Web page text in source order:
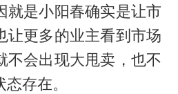
就是小阳春确实是让市
让更多的业主看到市场
不会出现大甩卖，也不
存在。